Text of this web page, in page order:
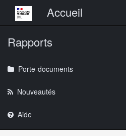
Menu principalAccueil
Rapports
Porte-documents
Nouveautés
Aide